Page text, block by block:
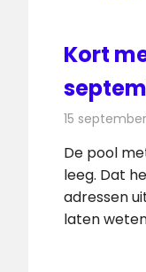
Kort
15
De pool
leeg. Dat
adressen
laten